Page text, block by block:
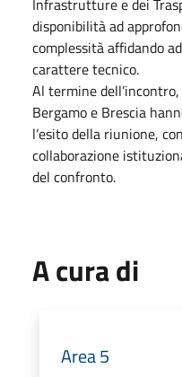
disponibilità ad
complessità affidando
carattere tecnico.
Al termine
Bergamo e Brescia
l’esito della riunione,
collaborazione
del confronto.
A cura di
Area 5